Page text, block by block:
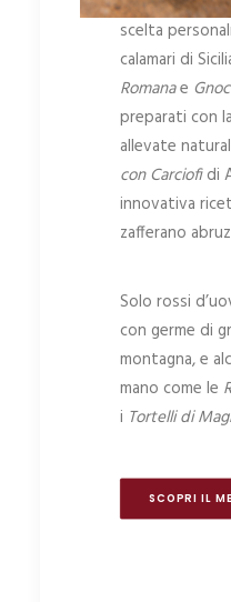
scelta
calamari di
Romanae
preparati con
allevate
con Carciofidi
innovativa
zafferano
Solo rossi
con germe di
montagna, e
mano come le
i Tortelli di
SCOPRI IL